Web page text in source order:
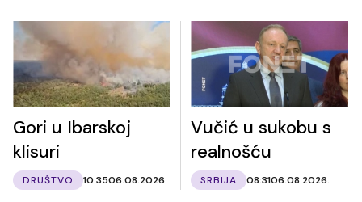
Gori u Ibarskoj
klisuri
DRUŠTVO 10:3506.08.2026.
Vučić u sukobu s
realnošću
SRBIJA 08:3106.08.2026.